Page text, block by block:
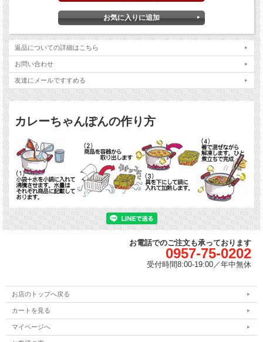
カレーのコクとちゃんぽんのまろやかさ、
その両立が、両立している。
具材が冷たいままじゃないのに、保存は冷たいまま。
つまり、冷凍カレーちゃんぽんは、
冷凍でありながら、冷凍を超えているんです。
内
量
450グラム/1個(1食)あたり
保
存
方
法
冷凍庫・マイナス18℃以下に保存してください
原
材
具
材
ーン、きくらげ、いか、えび
原
材
料/
ス
豚肉、鶏肉、豚骨、鶏骨、いか、あさり貝、たまねぎを煮熟し抽出して濃縮
したスープ、カレーパウダー、かつおぶし粉末、さばぶし粉末、煮干しイワ
シ粉末、しょうゆ粉末、野菜ブイヨンパウダー、ジンジャー粉末、調味料(ア
返品についての詳細はこちら
お問い合わせ
友達にメールですすめる
カレーちゃんぽんの作り方
お電話でのご注文も承っております
0957-75-0202
受付時間8:00-19:00／年中無休
お店のトップへ戻る
カートを見る
マイページへ